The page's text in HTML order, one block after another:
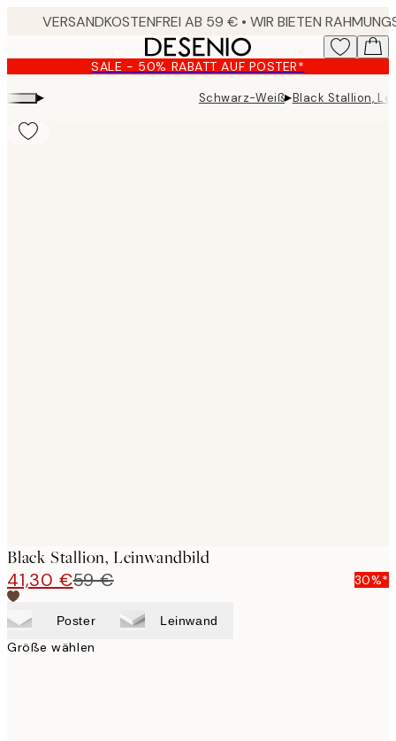
content.
SALE - 50% RABATT AUF POSTER*
▸ Schwarz-Weiß▸Black Stallion,
Black Stallion, Leinwandbild
41,30 €59 € 30%*
Poster Leinwand
Größe wählen